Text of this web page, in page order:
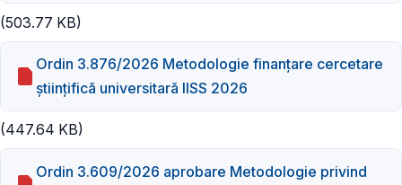
(503.77 KB)
Ordin 3.876/2026 Metodologie finanţare cercetare
ştiinţifică universitară IISS 2026
(447.64 KB)
Ordin 3.609/2026 aprobare Metodologie privind